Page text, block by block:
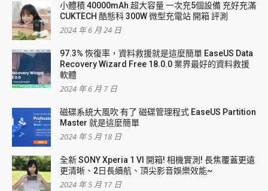
小體積 40000mAh 超大容量 一次充5個設備 充好充滿
CUKTECH 酷態科 300W 微型充電站 開箱 評測
2024 年 6 月 24 日
97.3% 恢復率，資料救援就是這麼簡單 EaseUS Data
Recovery Wizard Free 18.0.0 業界最好的資料救援
軟體
2024 年 6 月 7 日
磁碟系統大風吹 有了 磁碟管理程式 EaseUS Partition
Master 就是這麼簡單
2024 年 5 月 18 日
全新 SONY Xperia 1 VI 開箱! 相機實測! 長焦覆蓋更遠
更清晰、2日長續航、頂尖影音娛樂效能~
2024 年 5 月 17 日